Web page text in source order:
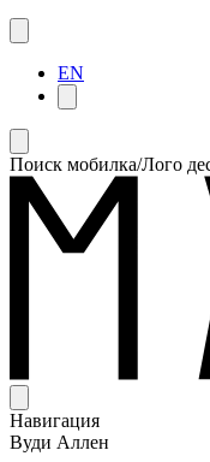
EN
Поиск мобилка/Лого
Навигация
Вуди Аллен